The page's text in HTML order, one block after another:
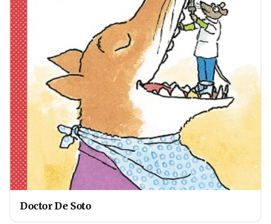
Doctor De Soto